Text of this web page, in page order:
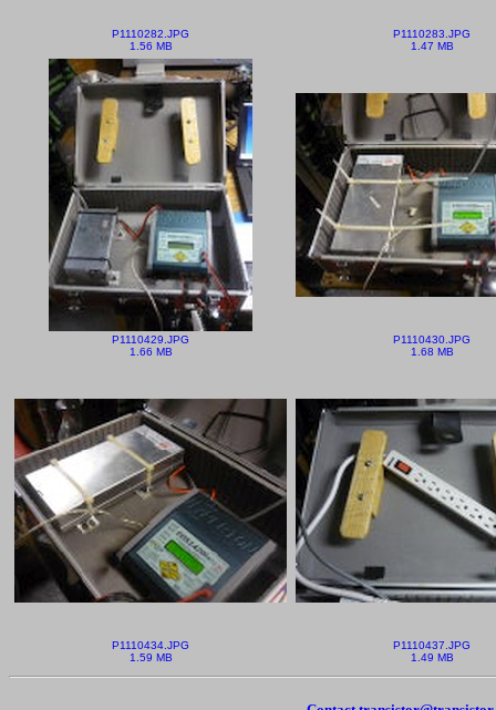
P1110282.JPG
1.56 MB
P1110283.JPG
1.47 MB
P1110429.JPG
1.66 MB
P1110430.JPG
1.68 MB
P1110434.JPG
1.59 MB
P1110437.JPG
1.49 MB